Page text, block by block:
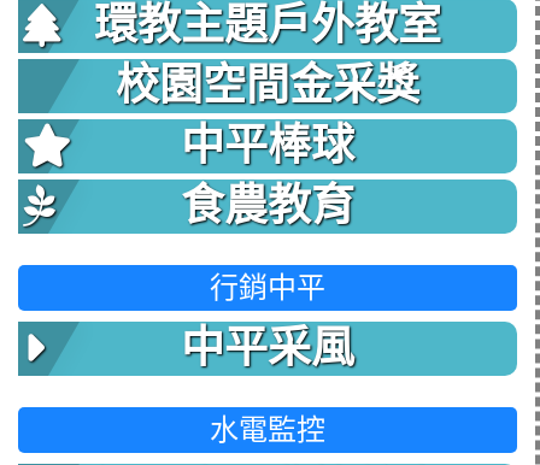
環教主題戶外教室
校園空間金采獎
中平棒球
食農教育
行銷中平
中平采風
水電監控